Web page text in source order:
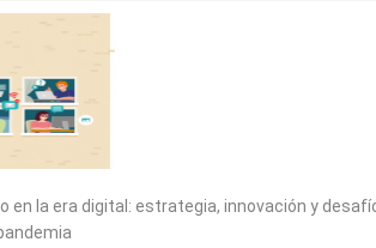
en la era digital: estrategia, innovación y